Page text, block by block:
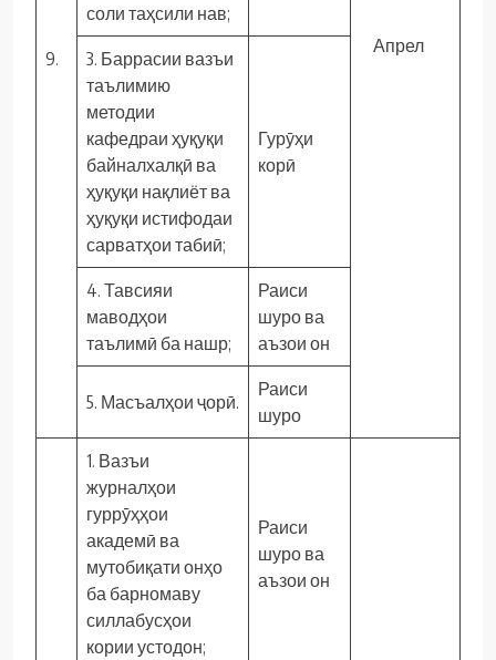
9.
Апрел
соли таҳсили нав;
3. Баррасии вазъи
таълимию
методии
кафедраи ҳуқуқи
байналхалқӣ ва
ҳуқуқи нақлиёт ва
ҳуқуқи истифодаи
сарватҳои табиӣ;
Гурӯҳи
корӣ
4. Тавсияи
маводҳои
таълимӣ ба нашр;
Раиси
шуро ва
аъзои он
5. Масъалҳои ҷорӣ.
Раиси
шуро
1. Вазъи
журналҳои
гуррӯҳҳои
академӣ ва
мутобиқати онҳо
ба барномаву
силлабусҳои
кории устодон;
Раиси
шуро ва
аъзои он